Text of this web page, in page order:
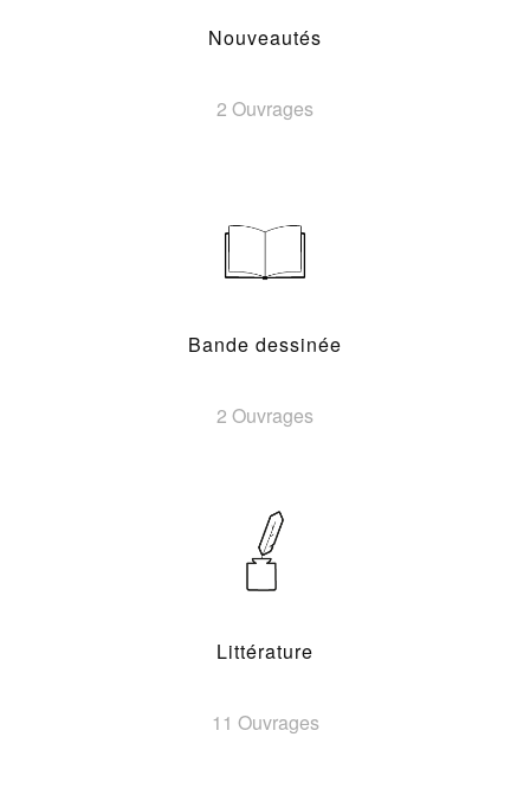
Nouveautés
2 Ouvrages
Bande dessinée
2 Ouvrages
Littérature
11 Ouvrages